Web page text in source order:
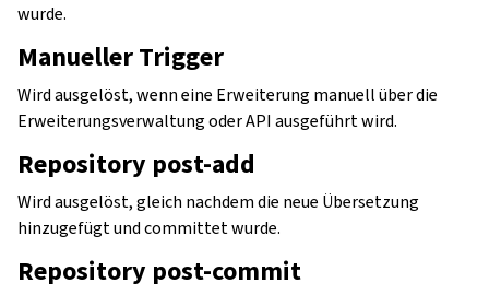
wurde.
Manueller Trigger
Wird ausgelöst, wenn eine Erweiterung manuell über die
Erweiterungsverwaltung oder API ausgeführt wird.
Repository post-add
Wird ausgelöst, gleich nachdem die neue Übersetzung
hinzugefügt und committet wurde.
Repository post-commit